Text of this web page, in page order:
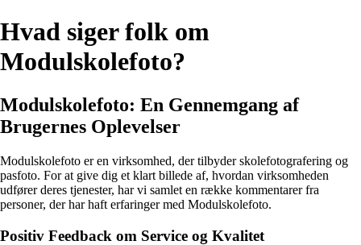
Hvad siger folk om
Modulskolefoto?
Modulskolefoto: En Gennemgang af
Brugernes Oplevelser
Modulskolefoto er en virksomhed, der tilbyder skolefotografering og
pasfoto. For at give dig et klart billede af, hvordan virksomheden
udfører deres tjenester, har vi samlet en række kommentarer fra
personer, der har haft erfaringer med Modulskolefoto.
Positiv Feedback om Service og Kvalitet